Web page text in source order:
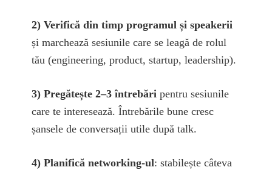
2) Verifică din timp programul și speakerii
și marchează sesiunile care se leagă de rolul
tău (engineering, product, startup, leadership).
3) Pregătește 2–3 întrebări pentru sesiunile
care te interesează. Întrebările bune cresc
șansele de conversații utile după talk.
4) Planifică networking-ul: stabilește câteva